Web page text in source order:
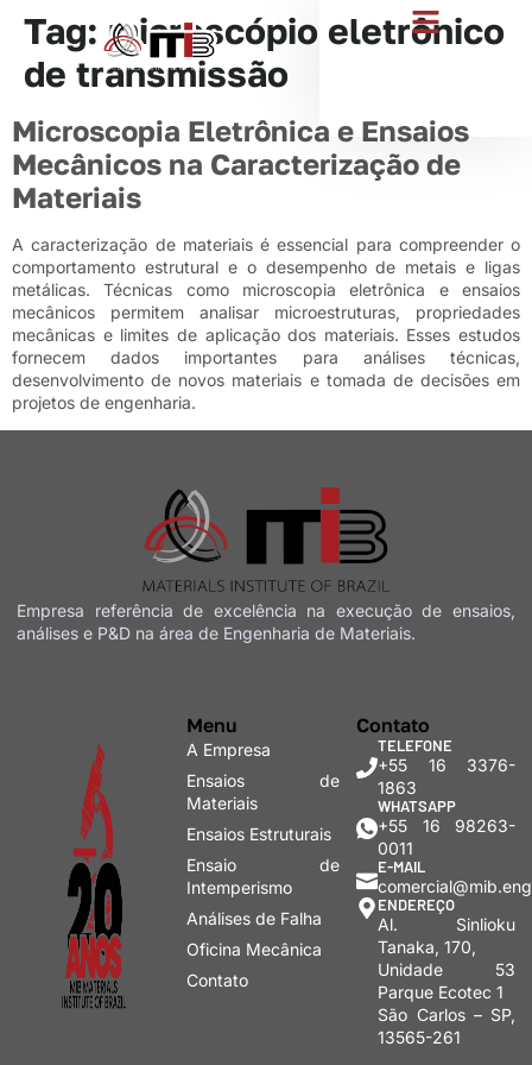
Tag:microscópio eletrônico
de transmissão
Microscopia Eletrônica e Ensaios
Mecânicos na Caracterização de
Materiais
A caracterização de materiais é essencial para compreender o
comportamento estrutural e o desempenho de metais e ligas
metálicas. Técnicas como microscopia eletrônica e ensaios
mecânicos permitem analisar microestruturas, propriedades
mecânicas e limites de aplicação dos materiais. Esses estudos
fornecem dados importantes para análises técnicas,
desenvolvimento de novos materiais e tomada de decisões em
projetos de engenharia.
Empresa referência de excelência na execução de ensaios,
análises e P&D na área de Engenharia de Materiais.
Menu
A Empresa
Ensaios de
Materiais
Ensaios Estruturais
Ensaio de
Intemperismo
Análises de Falha
Oficina Mecânica
Contato
Contato
TELEFONE
+55 16 3376-
1863
WHATSAPP
+55 16 98263-
0011
E-MAIL
ENDEREÇO
Al. Sinlioku
Tanaka, 170,
Unidade 53
Parque Ecotec 1
São Carlos – SP,
13565-261